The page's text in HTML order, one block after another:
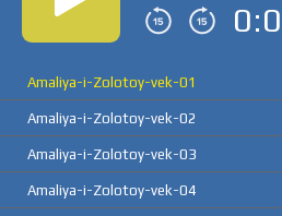
Amaliya-i-Zolotoy-vek-01
Amaliya-i-Zolotoy-vek-02
Amaliya-i-Zolotoy-vek-03
Amaliya-i-Zolotoy-vek-04